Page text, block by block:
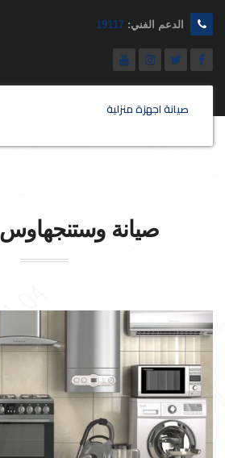
الدعم الفني: 19117
صيانة اجهزة منزلية
صيانةوستنجهاوس